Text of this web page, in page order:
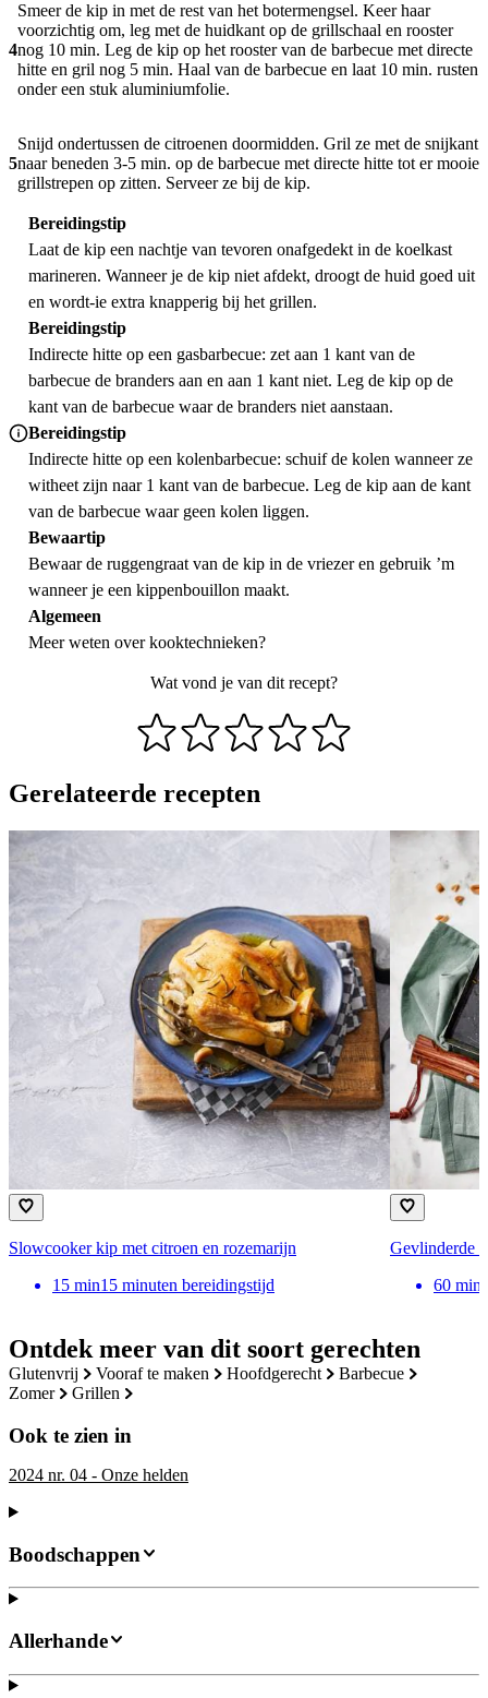
Ontdek meer van dit soort gerechten
glutenvrij vooraf te maken hoofdgerecht
barbecue
zomer
grillen
Ook te zien in
2024 nr. 04 - Onze helden
4
Smeer de kip in met de rest van het botermengsel. Keer haar
voorzichtig om, leg met de huidkant op de grillschaal en rooster
nog 10 min. Leg de kip op het rooster van de barbecue met directe
hitte en gril nog 5 min. Haal van de barbecue en laat 10 min. rusten
onder een stuk aluminiumfolie.
5
Snijd ondertussen de citroenen doormidden. Gril ze met de snijkant
naar beneden 3-5 min. op de barbecue met directe hitte tot er mooie
grillstrepen op zitten. Serveer ze bij de kip.
Bereidingstip
Laat de kip een nachtje van tevoren onafgedekt in de koelkast
marineren. Wanneer je de kip niet afdekt, droogt de huid goed uit
en wordt-ie extra knapperig bij het grillen.
Bereidingstip
Indirecte hitte op een gasbarbecue: zet aan 1 kant van de
barbecue de branders aan en aan 1 kant niet. Leg de kip op de
kant van de barbecue waar de branders niet aanstaan.
Bereidingstip
Indirecte hitte op een kolenbarbecue: schuif de kolen wanneer ze
witheet zijn naar 1 kant van de barbecue. Leg de kip aan de kant
van de barbecue waar geen kolen liggen.
Bewaartip
Bewaar de ruggengraat van de kip in de vriezer en gebruik ’m
wanneer je een kippenbouillon maakt.
Algemeen
Meer weten overkooktechnieken?
Wat vond je van dit recept?
Gerelateerde recepten
Slowcooker kip met citroen en rozemarijn
15 min15 minuten bereidingstijd
Gevlinderde
60 min
Boodschappen
Allerhande